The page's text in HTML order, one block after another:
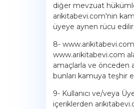
diğer mevzuat
arikitabevi.com'nin
üyeye aynen rücu edilir.
8-
www.arikitabevi.com
amaçlarla ve önceden
bunları kamuya teşhir
9- Kullanıcı ve/veya
içeriklerden